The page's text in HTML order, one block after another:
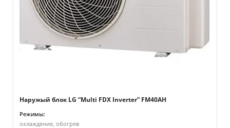
Наружый блок LG “Multi FDX Inverter” FM40AH
Режимы:
охлаждение, обогрев